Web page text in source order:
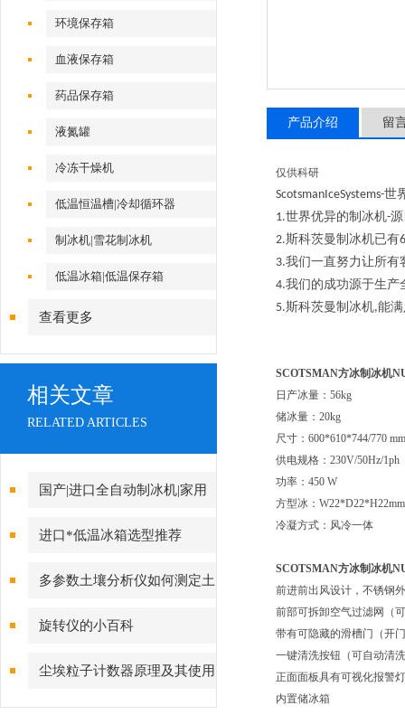
环境保存箱
血液保存箱
药品保存箱
液氮罐
冷冻干燥机
低温恒温槽|冷却循环器
制冰机|雪花制冰机
低温冰箱|低温保存箱
查看更多
相关文章
RELATED ARTICLES
国产|进口全自动制冰机|家用
制冰机|小型制冰机|雪花制冰机
进口*低温冰箱选型推荐
多参数土壤分析仪如何测定土
壤的pH值和分析土壤肥力
旋转仪的小百科
尘埃粒子计数器原理及其使用
范围
产品介绍 留
仅供科研
ScotsmanIceSystems-世
1.世界优异的制冰机-
2.斯科茨曼制冰机已有
3.我们一直努力让所有
4.我们的成功源于生产
5.斯科茨曼制冰机,能
SCOTSMAN方冰制冰机
日产冰量：56kg
储冰量：20kg
尺寸：600*610*744/770
供电规格：230V/50Hz/1ph
功率：450 W
方型冰：
冷凝方式：风冷一体
SCOTSMAN方冰制冰机
前进前出风设计，不锈钢
前部可拆卸空气过滤网（
带有可隐藏的滑槽门（开
一键清洗按钮（可自动清
正面面板具有可视化报警
内置储冰箱